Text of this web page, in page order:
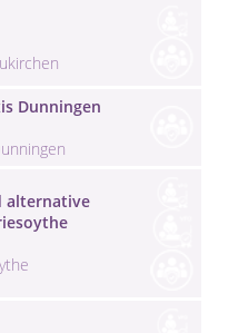
Dunningen
alternative